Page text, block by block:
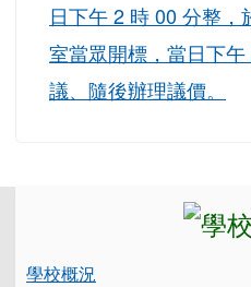
日下午 2 時 00 分整
室當眾開標，當日下
議、隨後辦理議價。
學校概況